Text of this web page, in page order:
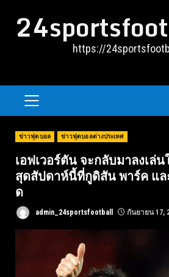
https://
PRIMARY
ข่าวฟุตบอล ข่าวฟุตบอลต่างประเทศ
เอฟเวอร์ตัน จะกลับมาลงเล่
สุดสัปดาห์นี้ที่กูดิสัน พาร์ค แ
ด
admin_24sportsfootball กันยายน 17,